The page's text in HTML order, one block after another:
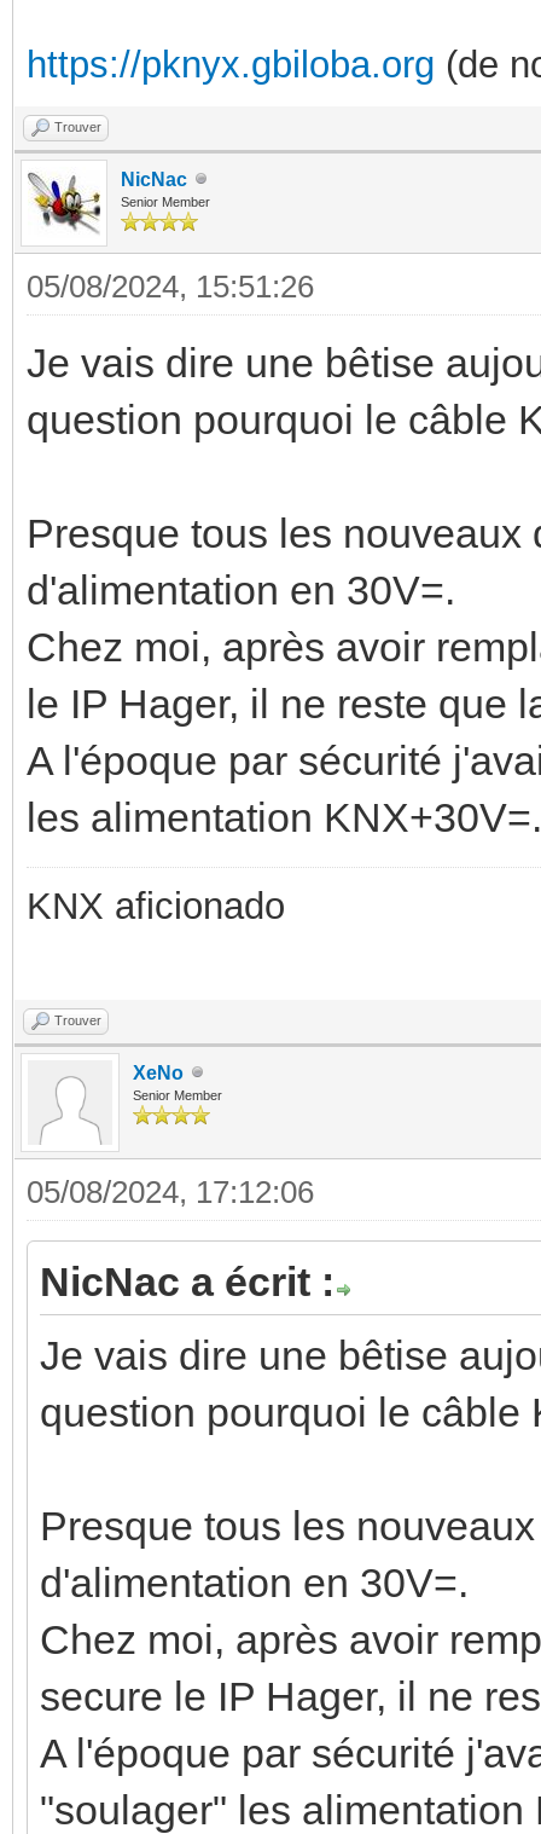
https://pknyx.gbiloba.org (de
Trouver
NicNac
Senior Member
05/08/2024, 15:51:26
Je vais dire une bêtise
question pourquoi le câble
Presque tous les
d'alimentation en 30V=.
Chez moi, après avoir
le IP Hager, il ne reste que
A l'époque par sécurité
les alimentation KNX+30V=.
KNX aficionado
Trouver
XeNo
Senior Member
05/08/2024, 17:12:06
NicNac a écrit :
Je vais dire une bêtise
question pourquoi le câble
Presque tous les
d'alimentation en 30V=.
Chez moi, après avoir
secure le IP Hager, il ne
A l'époque par sécurité
"soulager" les alimentation